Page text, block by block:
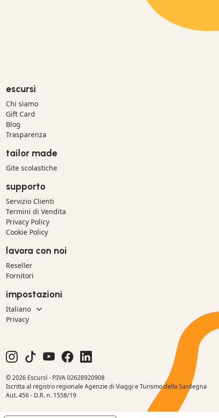
escursì
Chi siamo
Gift Card
Blog
Trasparenza
tailor made
Gite scolastiche
supporto
Servizio Clienti
Termini di Vendita
Privacy Policy
Cookie Policy
lavora con noi
Reseller
Fornitori
impostazioni
Privacy
© 2026 Escursì - P.IVA 02628920908
Iscritta al registro regionale Agenzie di Viaggi e Turismo della Sardegna
Aut. 456 - D.R. n. 1558/19